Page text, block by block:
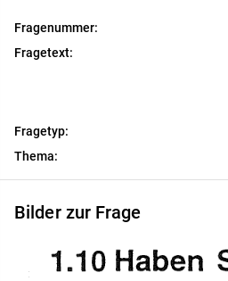
Fragenummer:
Fragetext:
Fragetyp:
Thema:
Bilder zur Frage